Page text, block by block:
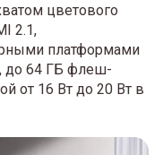
цветового
2.1,
платформами
до 64 ГБ флеш-
от 16 Вт до 20 Вт в